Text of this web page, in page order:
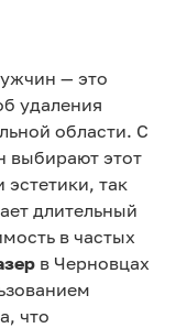
— это
удаления
области. С
выбирают этот
так
длительный
в частых
в Черновцах
что